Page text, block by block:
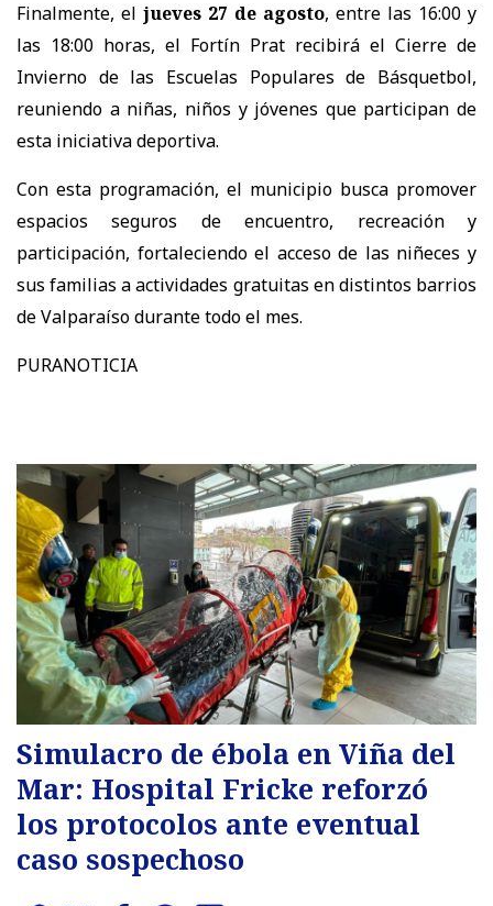
Finalmente, el jueves 27 de agosto, entre las 16:00 y
las 18:00 horas, el Fortín Prat recibirá el Cierre de
Invierno de las Escuelas Populares de Básquetbol,
reuniendo a niñas, niños y jóvenes que participan de
esta iniciativa deportiva.
Con esta programación, el municipio busca promover
espacios seguros de encuentro, recreación y
participación, fortaleciendo el acceso de las niñeces y
sus familias a actividades gratuitas en distintos barrios
de Valparaíso durante todo el mes.
PURANOTICIA
Simulacro de ébola en Viña del
Mar: Hospital Fricke reforzó
los protocolos ante eventual
caso sospechoso